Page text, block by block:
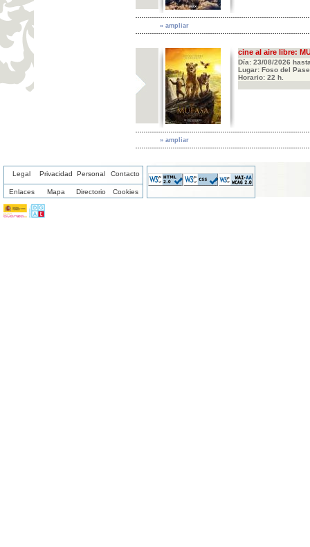
» ampliar
cine al aire libre:
Día: 23/08/2026
Lugar: Foso del
Horario: 22 h.
» ampliar
Legal Privacidad Personal Contacto
Enlaces Mapa Directorio Cookies